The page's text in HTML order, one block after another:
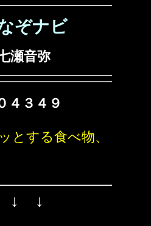
ぞナビ
瀬音弥
４３４９
とする食べ物、
↓ ↓